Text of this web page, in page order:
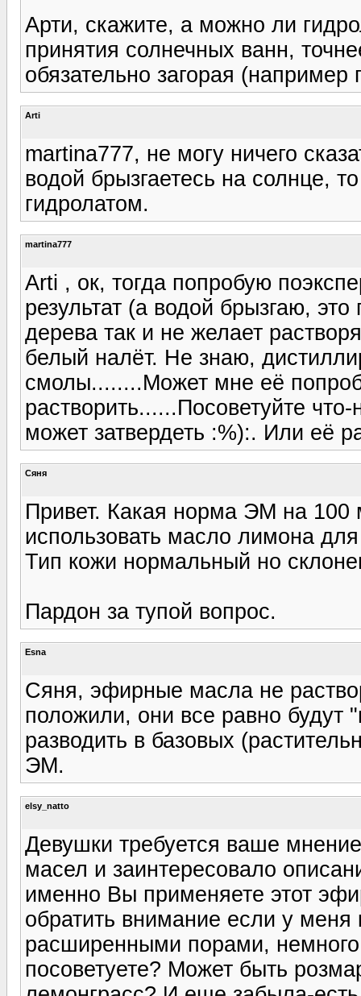
Арти, скажите, а можно ли
принятия солнечных ванн,
обязательно загорая
Arti
martina777, не могу ничего
водой брызгаетесь на солнце,
гидролатом.
martina777
Arti , ок, тогда попробую
результат (а водой брызгаю,
дерева так и не желает
белый налёт. Не знаю,
смолы........Может мне её
растворить......Посоветуйте
может затвердеть :%):. Или её
Сяня
Привет. Какая норма ЭМ на
использовать масло лимона
Тип кожи нормальный но
Пардон за тупой вопрос.
Esna
Сяня, эфирные масла не
положили, они все равно будут
разводить в базовых
ЭМ.
elsy_natto
Девушки требуется ваше
масел и заинтересовало
именно Вы применяете этот
обратить внимание если у
расширенными порами,
посоветуете? Может быть